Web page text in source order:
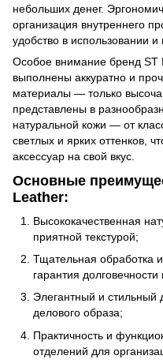
небольших денег.
организация внутреннего
удобство в использовании
Особое внимание бренд ST
выполнены аккуратно и
материалы — только
представлены в
натуральной кожи — от
светлых и ярких оттенков,
аксессуар на свой вкус.
Основные
Leather:
Высококачественная
приятной текстурой;
Тщательная
гарантия долговечности
Элегантный и
делового образа;
Практичность и
отделений для